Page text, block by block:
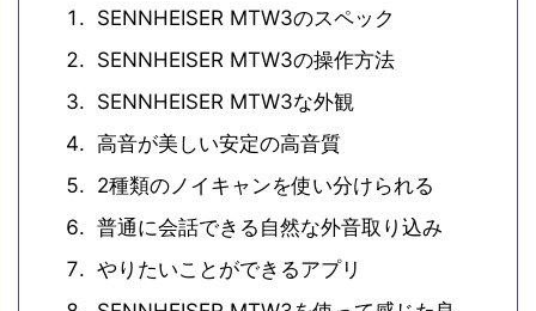
SENNHEISER MTW3のスペック
SENNHEISER MTW3の操作方法
SENNHEISER MTW3な外観
高音が美しい安定の高音質
2種類のノイキャンを使い分けられる
普通に会話できる自然な外音取り込み
やりたいことができるアプリ